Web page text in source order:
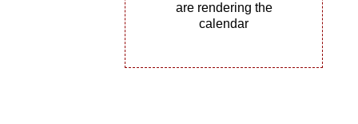
are rendering the
calendar